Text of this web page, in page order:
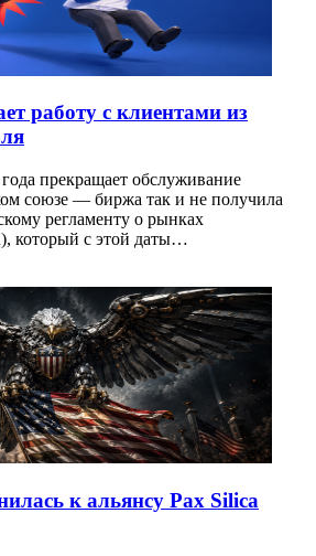
работу с клиентами из
прекращает обслуживание
союзе — биржа так и не получила
регламенту о рынках
который с этой даты…
к альянсу Pax Silica